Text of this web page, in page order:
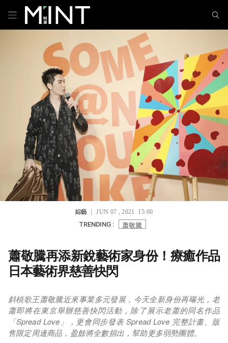
綜藝｜ JUN 07 , 2021 15:00
TRENDING : 蕭敬騰
蕭敬騰再添新銳藝術家身份！療癒作品
日本藝術界慈善快閃
斜槓歌王蕭敬騰近來事業多元發展，今天全新身份再曝光，老
蕭即將在東京舉辦慈善快閃活動，除了展示老蕭的同名作品
「Spread Love」，更會同步發表 Spread Love 完整計畫、販
售限定周邊商品，盈餘將全數捐出，幫助更多弱勢團體。